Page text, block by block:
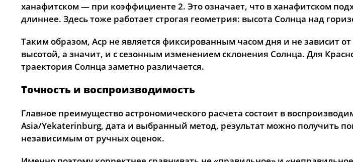
ханафитском — при коэффициенте 2. Это означает, что в ханафитском
длиннее. Здесь тоже работает строгая геометрия: высота Солнца над
Таким образом, Аср не является фиксированным часом дня и не зависит
высотой, а значит, и с сезонным изменением склонения Солнца. Для
траектория Солнца заметно различается.
Точность и воспроизводимость
Главное преимущество астрономического расчета состоит в
Asia/Yekaterinburg, дата и выбранный метод, результат можно получить
независимым от ручных оценок.